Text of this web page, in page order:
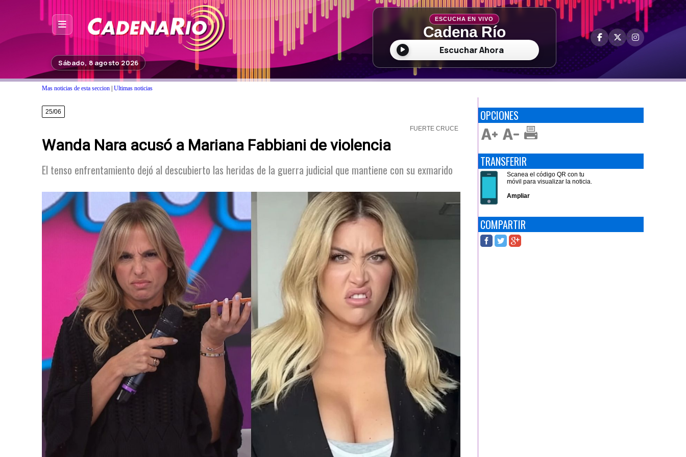
Noticias
Fuera de Foco
Programación
Contacto
Sábado, 8 agosto 2026
ESCUCHA EN VIVO
Cadena Río
Escuchar Ahora
Mas noticias de esta seccion Ultimas noticias
25/06
FUERTE CRUCE
Wanda Nara acusó a Mariana Fabbiani de violencia
El tenso enfrentamiento dejó al descubierto las heridas de la guerra judicial que mantiene con su exmarido
OPCIONES
TRANSFERIR
Scanea el código QR con tu
móvil para visualizar la noticia.
Ampliar
COMPARTIR